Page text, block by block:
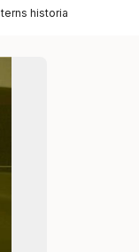
historia